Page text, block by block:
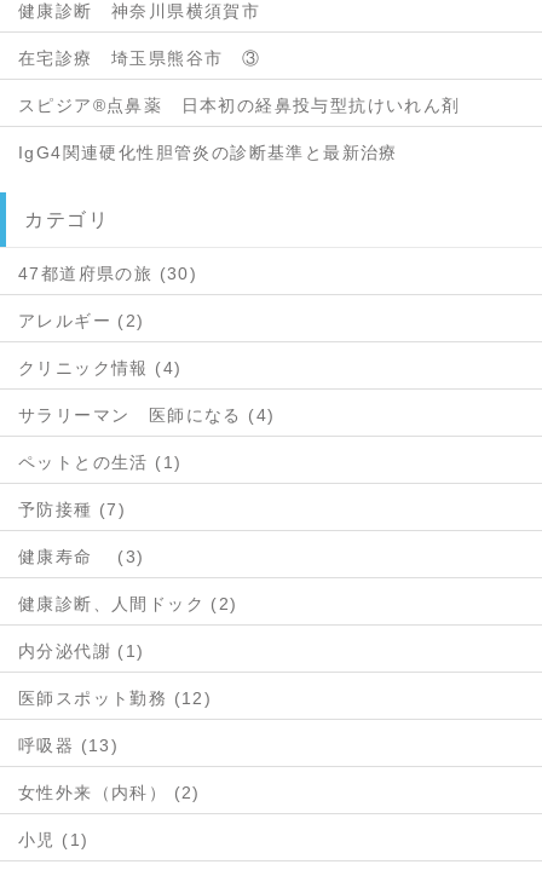
健康診断 神奈川県横須賀市
在宅診療 埼玉県熊谷市 ③
スピジア®点鼻薬 日本初の経鼻投与型抗けいれん剤
IgG4関連硬化性胆管炎の診断基準と最新治療
カテゴリ
47都道府県の旅 (30)
アレルギー (2)
クリニック情報 (4)
サラリーマン 医師になる (4)
ペットとの生活 (1)
予防接種 (7)
健康寿命 (3)
健康診断、人間ドック (2)
内分泌代謝 (1)
医師スポット勤務 (12)
呼吸器 (13)
女性外来（内科） (2)
小児 (1)